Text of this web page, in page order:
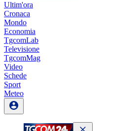
Ultim'ora
Cronaca
Mondo
Economia
TgcomLab
Televisione
TgcomMag
Video
Schede
Sport
Meteo